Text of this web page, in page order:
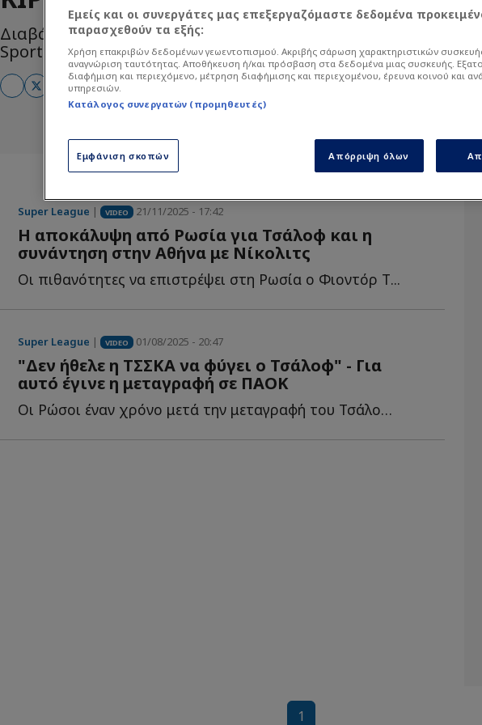
Διαβάστε όλα τα άρθρα του Sportdog σχετικά με το θέμα
Sportdog: Πιστό στον φίλαθλο.
Super League | VIDEO 21/11/2025 - 17:42
Η αποκάλυψη από Ρωσία για Τσάλοφ και η
συνάντηση στην Αθήνα με Νίκολιτς
Οι πιθανότητες να επιστρέψει στη Ρωσία ο Φιοντόρ Τ...
Super League | VIDEO 01/08/2025 - 20:47
"Δεν ήθελε η ΤΣΣΚΑ να φύγει ο Τσάλοφ" - Για
αυτό έγινε η μεταγραφή σε ΠΑΟΚ
Οι Ρώσοι έναν χρόνο μετά την μεταγραφή του Τσάλοφ στον Π...
1
Εμείς και οι συνεργάτες μας επεξεργαζόμαστε δεδομένα
παρασχεθούν τα εξής:
Χρήση επακριβών δεδομένων γεωεντοπισμού. Ακριβής σάρωση χαρακτηριστικών
αναγνώριση ταυτότητας. Αποθήκευση ή/και πρόσβαση στα δεδομένα μιας συσκευής.
διαφήμιση και περιεχόμενο, μέτρηση διαφήμισης και περιεχομένου, έρευνα κοινού και
υπηρεσιών.
Κατάλογος συνεργατών (προμηθευτές)
Εμφάνιση σκοπών Απόρριψη όλων